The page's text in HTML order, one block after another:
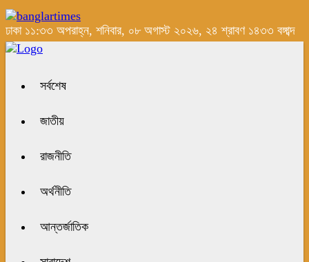
ঢাকা ১১:৩৩ অপরাহ্ন, শনিবার, ০৮ অগাস্ট ২০২৬, ২৪ শ্রাবণ ১৪৩৩ বঙ্গাব্দ
সর্বশেষ
জাতীয়
রাজনীতি
অর্থনীতি
আন্তর্জাতিক